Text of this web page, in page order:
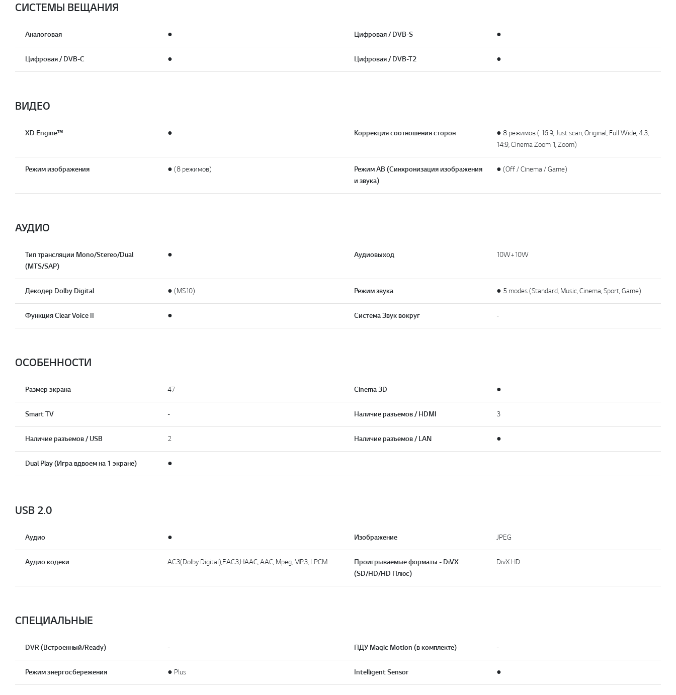
СИСТЕМЫ ВЕЩАНИЯ
Аналоговая ● Цифровая / DVB-S ●
Цифровая / DVB-C ● Цифровая / DVB-T2 ●
ВИДЕО
XD Engine™ ● Коррекция соотношения сторон
● 8 режимов ( 16:9, Just scan, Original, Full Wide, 4:3,
14:9, Cinema Zoom 1, Zoom)
Режим изображения ● (8 режимов)
Режим АВ (Синхронизация изображения
и звука)
● (Off / Cinema / Game)
АУДИО
Тип трансляции Mono/Stereo/Dual
(MTS/SAP)
● Аудиовыход 10W+10W
Декодер Dolby Digital ● (MS10) Режим звука ● 5 modes (Standard, Music, Cinema, Sport, Game)
Функция Clear Voice II ● Система Звук вокруг -
ОСОБЕННОСТИ
Размер экрана 47 Cinema 3D ●
Smart TV - Наличие разъемов / HDMI 3
Наличие разъемов / USB 2 Наличие разъемов / LAN ●
Dual Play (Игра вдвоем на 1 экране) ●
USB 2.0
Аудио ● Изображение JPEG
Аудио кодеки AC3(Dolby Digital),EAC3,HAAC, AAC, Mpeg, MP3, LPCM
Проигрываемые форматы - DiVX
(SD/HD/HD Плюс)
DivX HD
СПЕЦИАЛЬНЫЕ
DVR (Встроенный/Ready) - ПДУ Magic Motion (в комплекте) -
Режим энергосбережения ● Plus Intelligent Sensor ●